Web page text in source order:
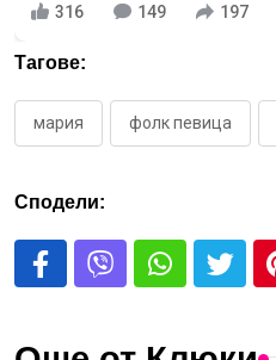
316 149 197
Тагове:
мария фолк певица
Сподели: